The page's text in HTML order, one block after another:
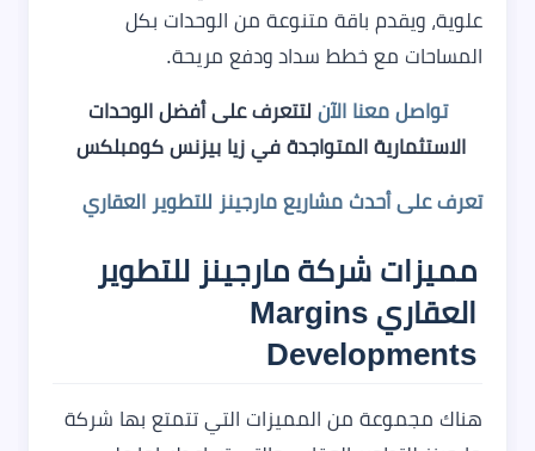
علوية، ويقدم باقة متنوعة من الوحدات بكل
المساحات مع خطط سداد ودفع مريحة.
تواصل معنا الآن لتتعرف على أفضل الوحدات
الاستثمارية المتواجدة في زيا بيزنس كومبلكس
تعرف على أحدث مشاريع مارجينز للتطوير العقاري
مميزات شركة مارجينز للتطوير
العقاري Margins
Developments
هناك مجموعة من المميزات التي تتمتع بها شركة